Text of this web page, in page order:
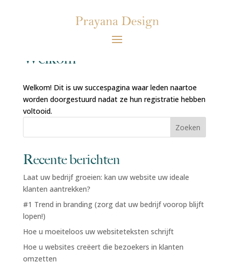
Welkom
Welkom! Dit is uw succespagina waar leden naartoe
worden doorgestuurd nadat ze hun registratie hebben
voltooid.
Zoeken
Recente berichten
Laat uw bedrijf groeien: kan uw website uw ideale
klanten aantrekken?
#1 Trend in branding (zorg dat uw bedrijf voorop blijft
lopen!)
Hoe u moeiteloos uw websiteteksten schrijft
Hoe u websites creëert die bezoekers in klanten
omzetten